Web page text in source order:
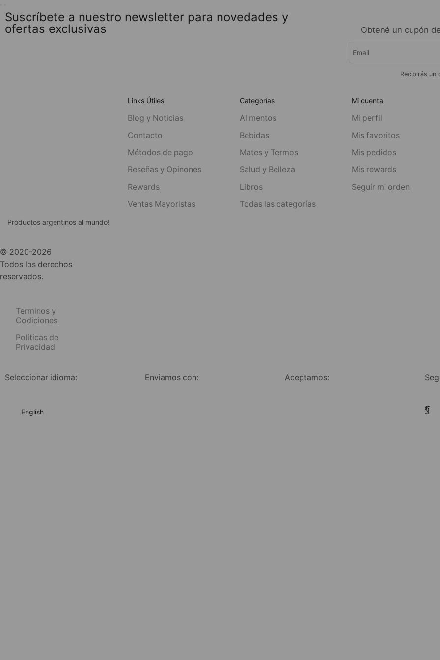
Suscríbete a nuestro newsletter para novedades y
ofertas exclusivas
Obtené un cupón
Recibirás un
Productos argentinos al mundo!
© 2020-2026
Todos los derechos
reservados.
Terminos y
Codiciones
Políticas de
Privacidad
Links Útiles
Blog y Noticias
Contacto
Métodos de pago
Reseñas y Opinones
Rewards
Ventas Mayoristas
Categorías
Alimentos
Bebidas
Mates y Termos
Salud y Belleza
Libros
Todas las categorías
Mi cuenta
Mi perfil
Mis favoritos
Mis pedidos
Mis rewards
Seguir mi orden
Seleccionar idioma:
English
Enviamos con: Aceptamos: